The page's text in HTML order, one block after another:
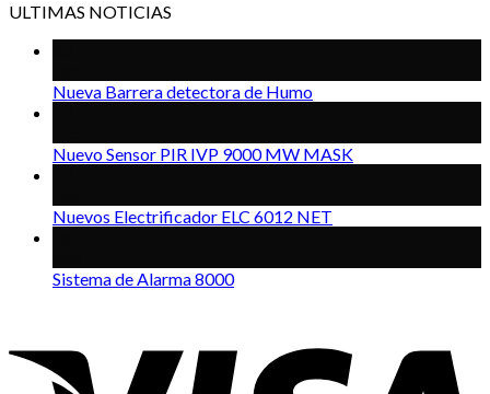
ULTIMAS NOTICIAS
Nueva Barrera detectora de Humo
Nuevo Sensor PIR IVP 9000 MW MASK
Nuevos Electrificador ELC 6012 NET
Sistema de Alarma 8000